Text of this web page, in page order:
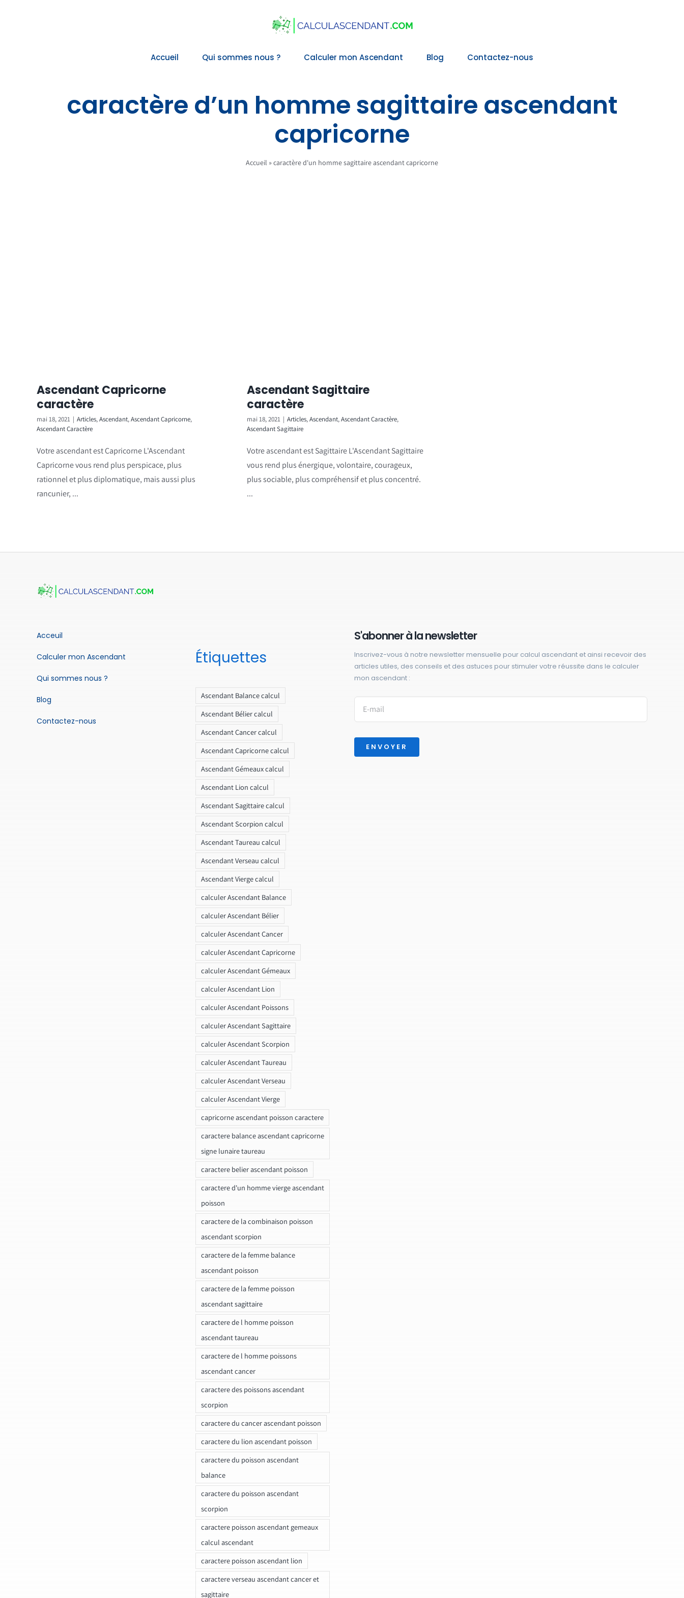
Accueil Qui sommes nous ? Calculer mon Ascendant Blog Contactez-nous
caractère d’un homme sagittaire ascendant
capricorne
Accueil »caractère d'un homme sagittaire ascendant capricorne
Ascendant Capricorne
caractère
mai 18, 2021 | Articles,Ascendant,Ascendant Capricorne,
Ascendant Caractère
Votre ascendant est Capricorne L'Ascendant
Capricorne vous rend plus perspicace, plus
rationnel et plus diplomatique, mais aussi plus
rancunier, ...
Ascendant Sagittaire
caractère
mai 18, 2021 | Articles,Ascendant,Ascendant Caractère,
Ascendant Sagittaire
Votre ascendant est Sagittaire L'Ascendant Sagittaire
vous rend plus énergique, volontaire, courageux,
plus sociable, plus compréhensif et plus concentré.
...
Acceuil
Calculer mon Ascendant
Qui sommes nous ?
Blog
Contactez-nous
Étiquettes
Ascendant Balance calcul
Ascendant Bélier calcul
Ascendant Cancer calcul
Ascendant Capricorne calcul
Ascendant Gémeaux calcul
Ascendant Lion calcul
Ascendant Sagittaire calcul
Ascendant Scorpion calcul
Ascendant Taureau calcul
Ascendant Verseau calcul
Ascendant Vierge calcul
calculer Ascendant Balance
calculer Ascendant Bélier
calculer Ascendant Cancer
calculer Ascendant Capricorne
calculer Ascendant Gémeaux
calculer Ascendant Lion
calculer Ascendant Poissons
calculer Ascendant Sagittaire
calculer Ascendant Scorpion
calculer Ascendant Taureau
calculer Ascendant Verseau
calculer Ascendant Vierge
capricorne ascendant poisson caractere
caractere balance ascendant capricorne
signe lunaire taureau
caractere belier ascendant poisson
caractere d'un homme vierge ascendant
poisson
caractere de la combinaison poisson
ascendant scorpion
caractere de la femme balance
ascendant poisson
caractere de la femme poisson
ascendant sagittaire
caractere de l homme poisson
ascendant taureau
caractere de l homme poissons
ascendant cancer
caractere des poissons ascendant
scorpion
caractere du cancer ascendant poisson
caractere du lion ascendant poisson
caractere du poisson ascendant
balance
caractere du poisson ascendant
scorpion
caractere poisson ascendant gemeaux
calcul ascendant
caractere poisson ascendant lion
caractere verseau ascendant cancer et
sagittaire
S'abonner à la newsletter
Inscrivez-vous à notre newsletter mensuelle pour calcul ascendant et ainsi recevoir des
articles utiles, des conseils et des astuces pour stimuler votre réussite dans le calculer
mon ascendant :
ENVOYER